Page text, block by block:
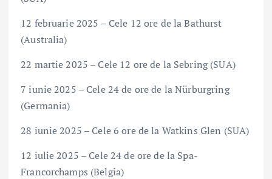
12 februarie 2025 – Cele 12 ore de la Bathurst
(Australia)
22 martie 2025 – Cele 12 ore de la Sebring (SUA)
7 iunie 2025 – Cele 24 de ore de la Nürburgring
(Germania)
28 iunie 2025 – Cele 6 ore de la Watkins Glen (SUA)
12 iulie 2025 – Cele 24 de ore de la Spa-
Francorchamps (Belgia)